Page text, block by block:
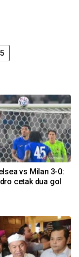
5
vs Milan 3-0:
cetak dua gol